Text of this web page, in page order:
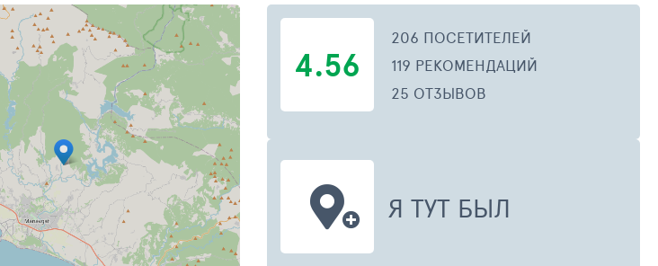
4.56
206 ПОСЕТИТЕЛЕЙ
119 РЕКОМЕНДАЦИЙ
25 ОТЗЫВОВ
Я ТУТ БЫЛ